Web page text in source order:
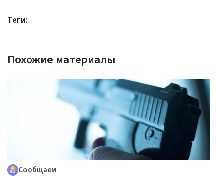
Теги:
Похожие материалы
Сообщаем